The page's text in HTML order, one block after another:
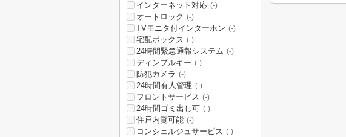
インターネット対応 (-)
オートロック (-)
TVモニタ付インターホン (-)
宅配ボックス (-)
24時間緊急通報システム (-)
ディンプルキー (-)
防犯カメラ (-)
24時間有人管理 (-)
フロントサービス (-)
24時間ゴミ出し可 (-)
住戸内覧可能 (-)
コンシェルジュサービス (-)